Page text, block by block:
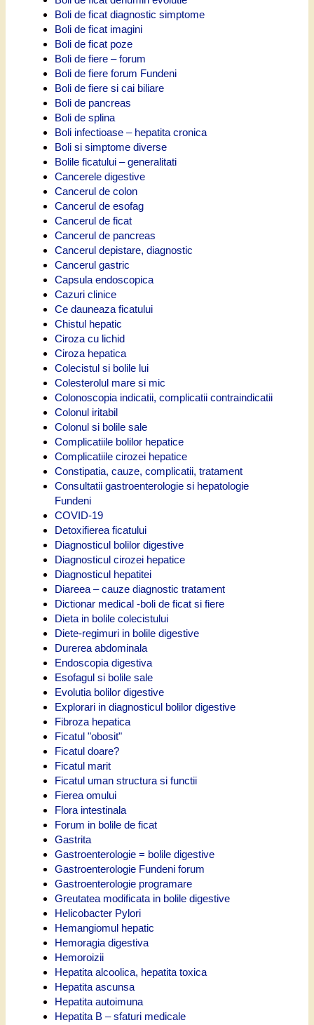
Boli de ficat diagnostic simptome
Boli de ficat imagini
Boli de ficat poze
Boli de fiere – forum
Boli de fiere forum Fundeni
Boli de fiere si cai biliare
Boli de pancreas
Boli de splina
Boli infectioase – hepatita cronica
Boli si simptome diverse
Bolile ficatului – generalitati
Cancerele digestive
Cancerul de colon
Cancerul de esofag
Cancerul de ficat
Cancerul de pancreas
Cancerul depistare, diagnostic
Cancerul gastric
Capsula endoscopica
Cazuri clinice
Ce dauneaza ficatului
Chistul hepatic
Ciroza cu lichid
Ciroza hepatica
Colecistul si bolile lui
Colesterolul mare si mic
Colonoscopia indicatii, complicatii contraindicatii
Colonul iritabil
Colonul si bolile sale
Complicatiile bolilor hepatice
Complicatiile cirozei hepatice
Constipatia, cauze, complicatii, tratament
Consultatii gastroenterologie si hepatologie
Fundeni
COVID-19
Detoxifierea ficatului
Diagnosticul bolilor digestive
Diagnosticul cirozei hepatice
Diagnosticul hepatitei
Diareea – cauze diagnostic tratament
Dictionar medical -boli de ficat si fiere
Dieta in bolile colecistului
Diete-regimuri in bolile digestive
Durerea abdominala
Endoscopia digestiva
Esofagul si bolile sale
Evolutia bolilor digestive
Explorari in diagnosticul bolilor digestive
Fibroza hepatica
Ficatul "obosit"
Ficatul doare?
Ficatul marit
Ficatul uman structura si functii
Fierea omului
Flora intestinala
Forum in bolile de ficat
Gastrita
Gastroenterologie = bolile digestive
Gastroenterologie Fundeni forum
Gastroenterologie programare
Greutatea modificata in bolile digestive
Helicobacter Pylori
Hemangiomul hepatic
Hemoragia digestiva
Hemoroizii
Hepatita alcoolica, hepatita toxica
Hepatita ascunsa
Hepatita autoimuna
Hepatita B – sfaturi medicale